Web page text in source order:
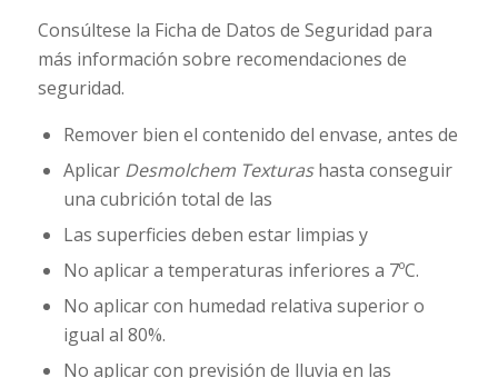
Consúltese la Ficha de Datos de Seguridad para
más información sobre recomendaciones de
seguridad.
Remover bien el contenido del envase, antes de
Aplicar Desmolchem Texturashasta conseguir
una cubrición total de las
Las superficies deben estar limpias y
No aplicar a temperaturas inferiores a 7ºC.
No aplicar con humedad relativa superior o
igual al 80%.
No aplicar con previsión de lluvia en las